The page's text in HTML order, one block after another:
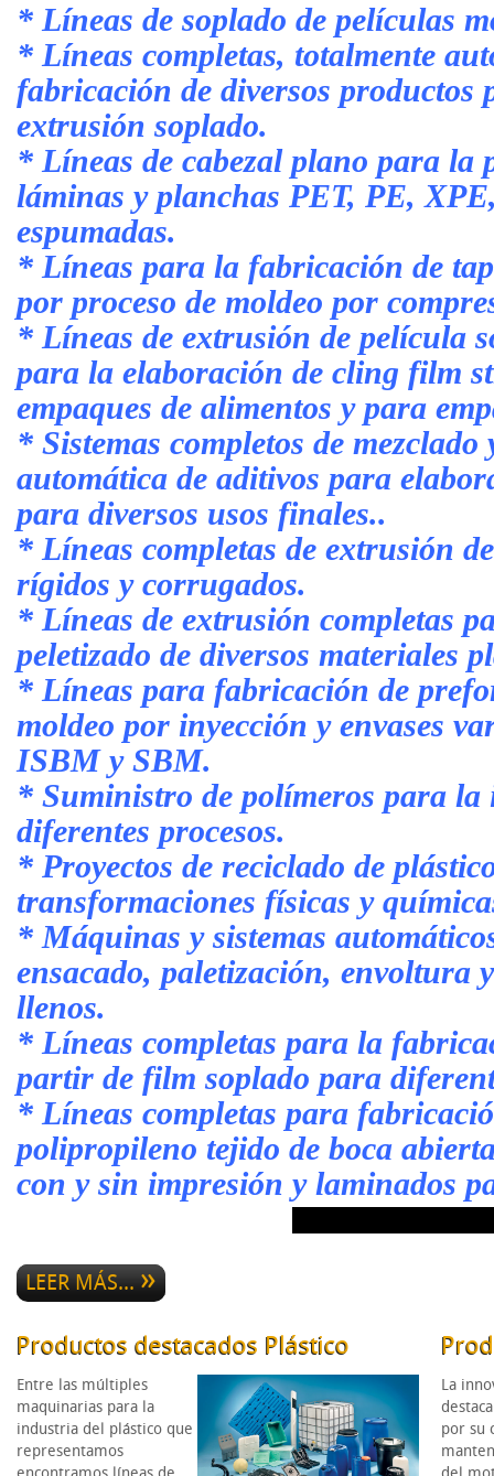
* Líneas de soplado de películas
* Líneas completas, totalmente
fabricación de diversos productos
extrusión soplado.
* Líneas de cabezal plano para la
láminas y planchas PET, PE,
espumadas.
* Líneas para la fabricación de
por proceso de moldeo por
* Líneas de extrusión de película
para la elaboración de cling film
empaques de alimentos y para
* Sistemas completos de
automática de aditivos para
para diversos usos finales..
* Líneas completas de extrusión
rígidos y corrugados.
* Líneas de extrusión completas
peletizado de diversos materiales
* Líneas para fabricación de
moldeo por inyección y envases
ISBM y SBM.
* Suministro de polímeros para la
diferentes procesos.
* Proyectos de reciclado de
transformaciones físicas y
* Máquinas y sistemas
ensacado, paletización, envoltura
llenos.
* Líneas completas para la
partir de film soplado para
* Líneas completas para
polipropileno tejido de boca
con y sin impresión y laminados
LEER MÁS...
Productos destacados Plástico
Entre las múltiples
maquinarias para la
industria del plástico que
representamos
La
por su